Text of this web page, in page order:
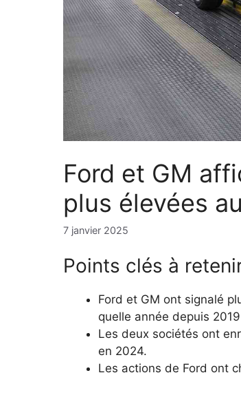
Ford et GM
plus élevées
7 janvier 2025
Points clés à
Ford et GM ont signalé
quelle année depuis
Les deux sociétés ont
en 2024.
Les actions de Ford ont